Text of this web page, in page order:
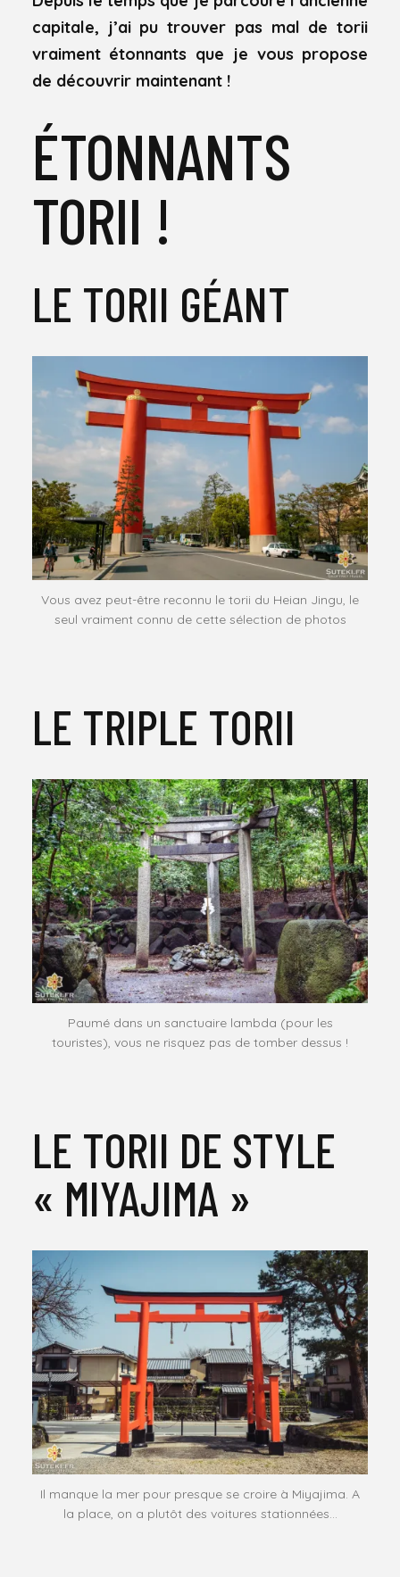
capitale, j’ai pu trouver pas mal de torii
vraiment étonnants que je vous propose
de découvrir maintenant !
ÉTONNANTS
TORII !
LE TORII GÉANT
Vous avez peut-être reconnu le torii du Heian Jingu, le
seul vraiment connu de cette sélection de photos
LE TRIPLE TORII
Paumé dans un sanctuaire lambda (pour les
touristes), vous ne risquez pas de tomber dessus !
LE TORII DE STYLE
« MIYAJIMA »
Il manque la mer pour presque se croire à Miyajima. A
la place, on a plutôt des voitures stationnées…